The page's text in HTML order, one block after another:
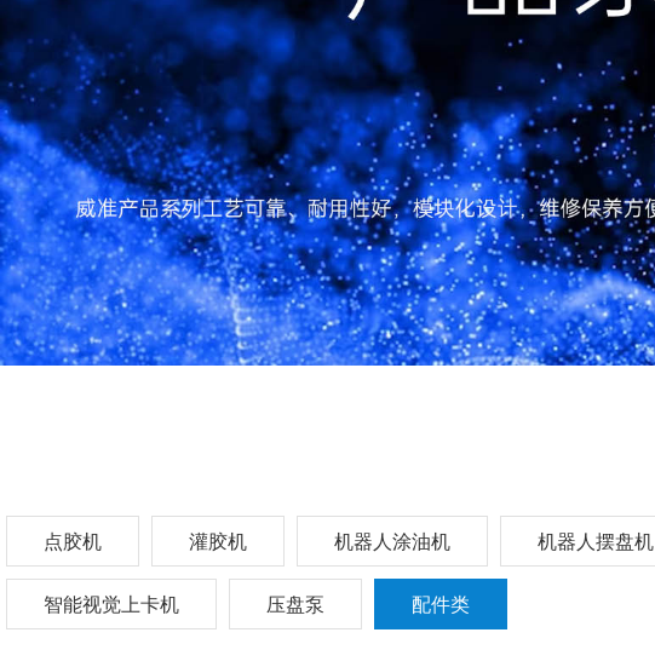
点胶机 灌胶机 机器人涂油机 机器人摆盘机
智能视觉上卡机 压盘泵 配件类